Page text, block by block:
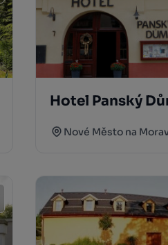
Hotel Panský
Nové Město na